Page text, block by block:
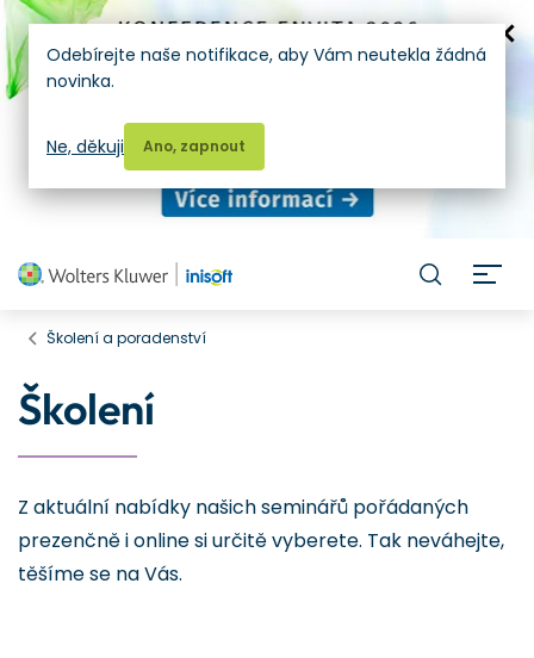
Školení a poradenství
Školení
Z aktuální nabídky našich seminářů pořádaných
prezenčně i online si určitě vyberete. Tak neváhejte,
těšíme se na Vás.
Odebírejte naše notifikace, aby Vám neutekla žádná
novinka.
Ano, zapnout
Ne, děkuji